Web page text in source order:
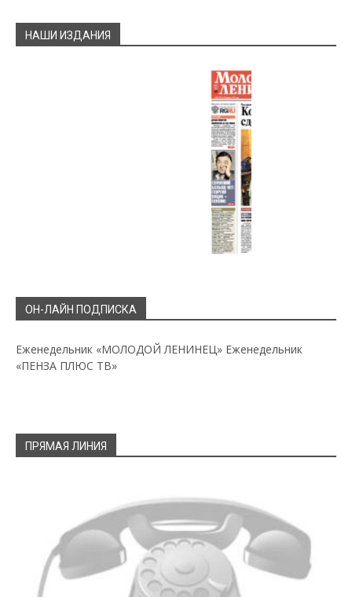
НАШИ ИЗДАНИЯ
ОН-ЛАЙН ПОДПИСКА
Еженедельник «МОЛОДОЙ ЛЕНИНЕЦ» Еженедельник
«ПЕНЗА ПЛЮС ТВ»
ПРЯМАЯ ЛИНИЯ